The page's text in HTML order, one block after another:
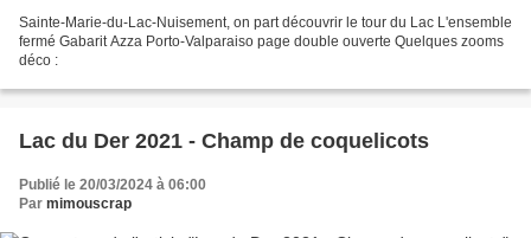
Sainte-Marie-du-Lac-Nuisement, on part découvrir le tour du Lac L'ensemble
fermé Gabarit Azza Porto-Valparaiso page double ouverte Quelques zooms
déco :
Lac du Der 2021 - Champ de coquelicots
Publié le 20/03/2024 à 06:00
Par mimouscrap